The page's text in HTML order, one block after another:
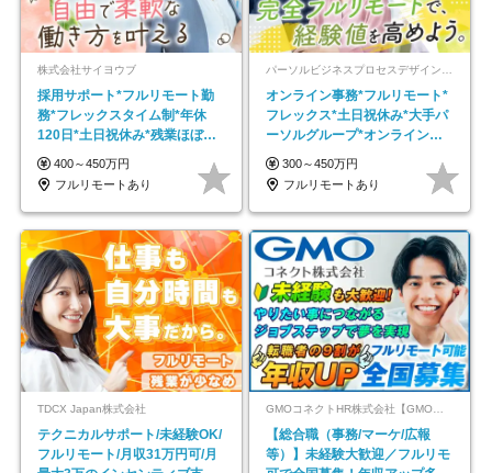
株式会社サイヨウブ
採用サポート*フルリモート勤
務*フレックスタイム制*年休
120日*土日祝休み*残業ほぼな
し*育児中社員8割以上
400～450万円
フルリモートあり
パーソルビジネスプロセスデザイン株式会社 事業開発本部
オンライン事務*フルリモート*
フレックス*土日祝休み*大手パ
ーソルグループ*オンライン面
接*30～40代活躍中
300～450万円
フルリモートあり
TDCX Japan株式会社
テクニカルサポート/未経験OK/
フルリモート/月収31万円可/月
GMOコネクトHR株式会社【GMOインターネットグループ】
【総合職（事務/マーケ/広報
等）】未経験大歓迎／フルリモ